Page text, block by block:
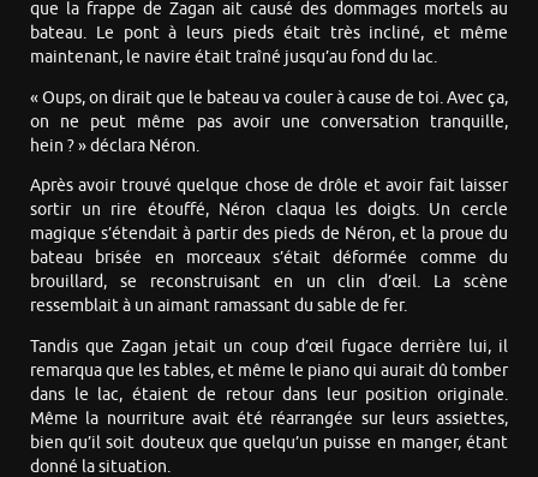
que la frappe de Zagan ait causé des dommages mortels au
bateau. Le pont à leurs pieds était très incliné, et même
maintenant, le navire était traîné jusqu’au fond du lac.
« Oups, on dirait que le bateau va couler à cause de toi. Avec ça,
on ne peut même pas avoir une conversation tranquille,
hein ? » déclara Néron.
Après avoir trouvé quelque chose de drôle et avoir fait laisser
sortir un rire étouffé, Néron claqua les doigts. Un cercle
magique s’étendait à partir des pieds de Néron, et la proue du
bateau brisée en morceaux s’était déformée comme du
brouillard, se reconstruisant en un clin d’œil. La scène
ressemblait à un aimant ramassant du sable de fer.
Tandis que Zagan jetait un coup d’œil fugace derrière lui, il
remarqua que les tables, et même le piano qui aurait dû tomber
dans le lac, étaient de retour dans leur position originale.
Même la nourriture avait été réarrangée sur leurs assiettes,
bien qu’il soit douteux que quelqu’un puisse en manger, étant
donné la situation.